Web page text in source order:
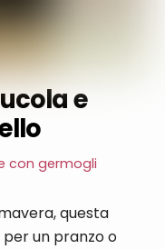
e
con germogli
questa
un pranzo o